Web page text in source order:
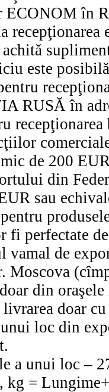
ECONOM în
este
RUSĂ în
de 200
din
sau
fi perfectate
vamal de
Moscova
din
doar
loc din
a unui loc –
kg =